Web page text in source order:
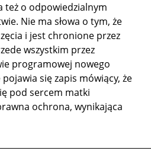
też o odpowiedzialnym
Nie ma słowa o tym, że
i jest chronione przez
wszystkim przez
programowej nowego
się zapis mówiący, że
pod sercem matki
ochrona, wynikająca